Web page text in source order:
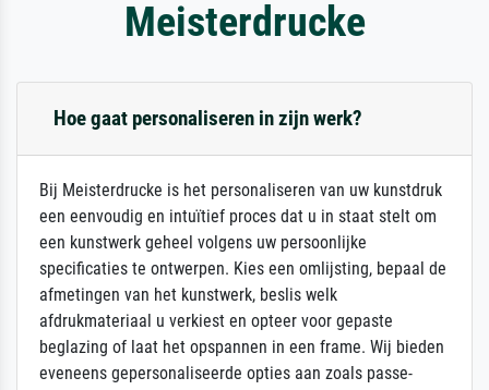
Meisterdrucke
Hoe gaat personaliseren in zijn werk?
Bij Meisterdrucke is het personaliseren van uw kunstdruk
een eenvoudig en intuïtief proces dat u in staat stelt om
een kunstwerk geheel volgens uw persoonlijke
specificaties te ontwerpen. Kies een omlijsting, bepaal de
afmetingen van het kunstwerk, beslis welk
afdrukmateriaal u verkiest en opteer voor gepaste
beglazing of laat het opspannen in een frame. Wij bieden
eveneens gepersonaliseerde opties aan zoals passe-